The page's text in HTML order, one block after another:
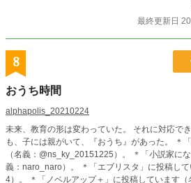
最終更新日
8
おうち時間
alphapolis_20210224
未来、教育の形は変わっていた。 それに対応で
も、子には親がいて、『おうち』があった。 ＊「カクヨム」に投稿しています
（名義：@ns_ky_20151225）。 ＊「小説家に
義：naro_naro）。 ＊「エブリスタ」に投稿し
4）。 ＊「ノベルアップ＋」に投稿しています